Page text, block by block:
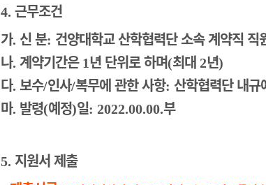
4. 근무조건
가. 신 분: 건양대학교 산학협력단 소속 계약직 직
나. 계약기간은 1년 단위로 하며(최대 2년)
다. 보수/인사/복무에 관한 사항: 산학협력단 내규
마. 발령(예정)일: 2022.00.00.부
5. 지원서 제출